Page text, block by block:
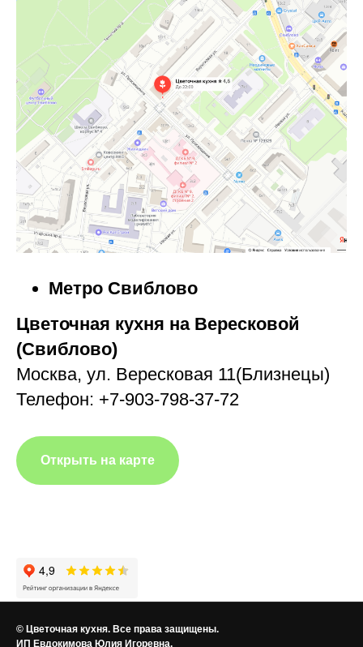
Метро Свиблово
Цветочная кухня на Вересковой
(Свиблово)
Москва, ул. Вересковая 11(Близнецы)
Телефон: +7-903-798-37-72
Открыть на карте
© Цветочная кухня. Все права защищены.
ИП Евдокимова Юлия Игоревна.